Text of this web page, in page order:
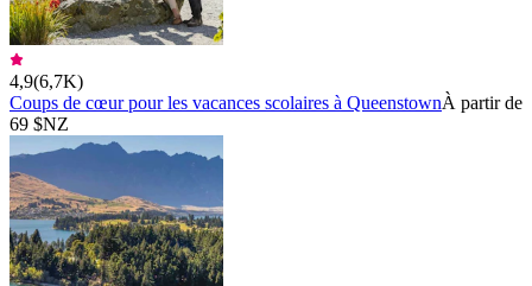
4,9(6,7K)
Coups de cœur pour les vacances scolaires à QueenstownÀ partir de
69 $NZ